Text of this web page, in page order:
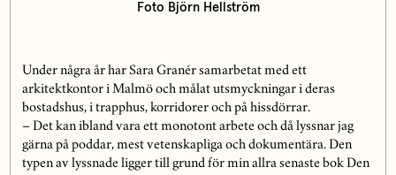
Foto Björn Hellström
Under några år har Sara Granér samarbetat med ett
arkitektkontor i Malmö och målat utsmyckningar i deras
bostadshus, i trapphus, korridorer och på hissdörrar.
– Det kan ibland vara ett monotont arbete och då lyssnar jag
gärna på poddar, mest vetenskapliga och dokumentära. Den
typen av lyssnade ligger till grund för min allra senaste bok Den